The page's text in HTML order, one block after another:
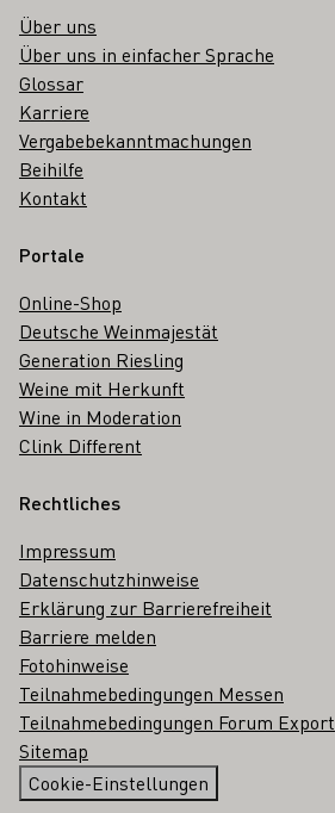
Über uns
Über uns in einfacher Sprache
Glossar
Karriere
Vergabebekanntmachungen
Beihilfe
Kontakt
Portale
Online-Shop
Deutsche Weinmajestät
Generation Riesling
Weine mit Herkunft
Wine in Moderation
Clink Different
Rechtliches
Impressum
Datenschutzhinweise
Erklärung zur Barrierefreiheit
Barriere melden
Fotohinweise
Teilnahmebedingungen Messen
Teilnahmebedingungen Forum Export
Sitemap
Cookie-Einstellungen